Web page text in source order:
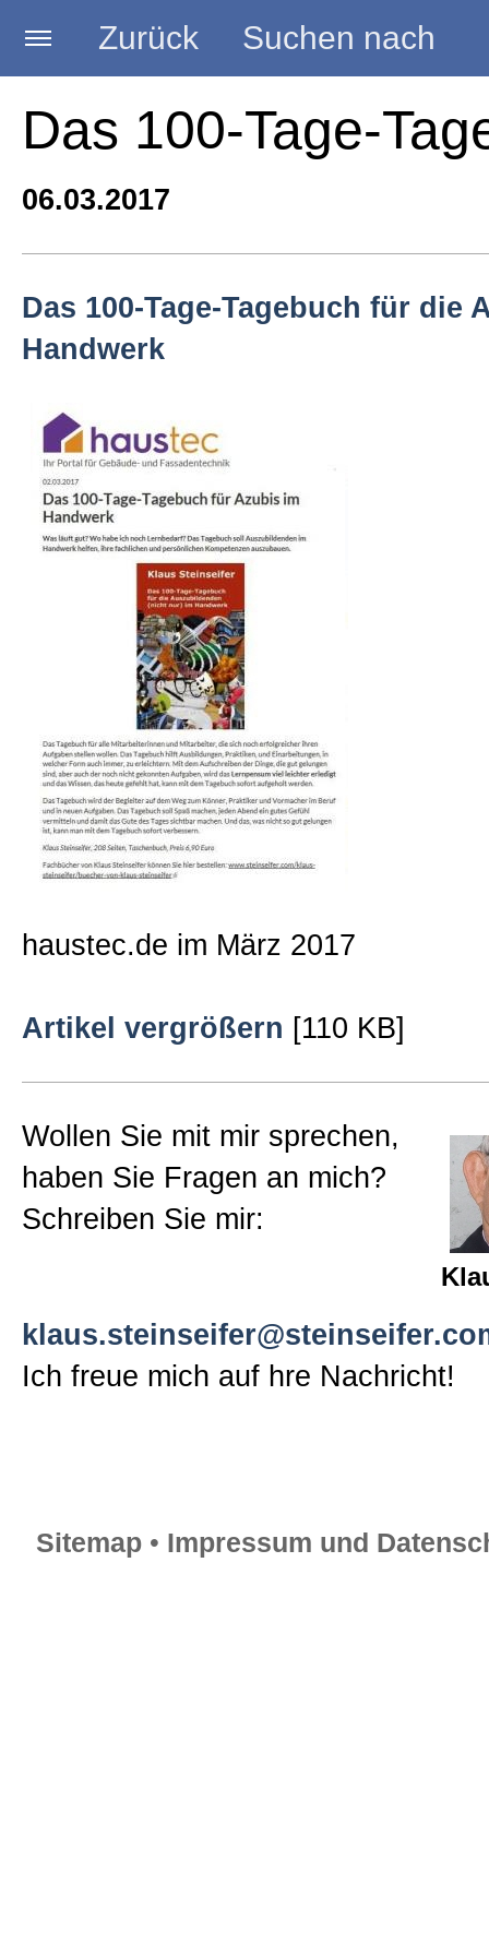
Zurück Suchen nach
Startseite
BLOG HANDWERK
Seminare
Vorträge
Beratungen
Presse-Lounge
Kontakt
Newsletter
Allgemein
Sitemap
Das 100-Tage-
06.03.2017
Das 100-Tage-Tagebuch für die
Handwerk
haustec.de im März 2017
Artikel vergrößern [110 KB]
Wollen Sie mit mir sprechen,
haben Sie Fragen an mich?
Schreiben Sie mir:
Ich freue mich auf hre Nachricht!
Sitemap • Impressum und